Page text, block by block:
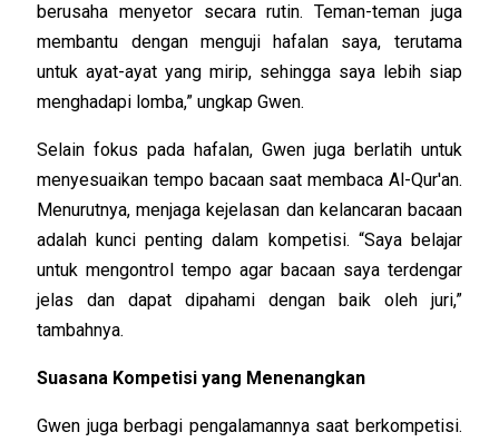
berusaha menyetor secara rutin. Teman-teman juga
membantu dengan menguji hafalan saya, terutama
untuk ayat-ayat yang mirip, sehingga saya lebih siap
menghadapi lomba,” ungkap Gwen.
Selain fokus pada hafalan, Gwen juga berlatih untuk
menyesuaikan tempo bacaan saat membaca Al-Qur'an.
Menurutnya, menjaga kejelasan dan kelancaran bacaan
adalah kunci penting dalam kompetisi. “Saya belajar
untuk mengontrol tempo agar bacaan saya terdengar
jelas dan dapat dipahami dengan baik oleh juri,”
tambahnya.
Suasana Kompetisi yang Menenangkan
Gwen juga berbagi pengalamannya saat berkompetisi.